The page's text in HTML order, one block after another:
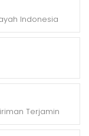
Indonesia
Terjamin